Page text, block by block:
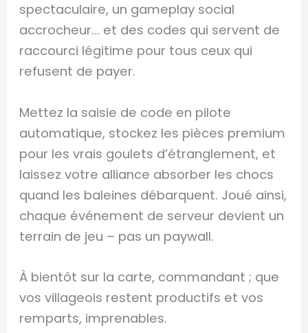
spectaculaire, un gameplay social
accrocheur… et des codes qui servent de
raccourci légitime pour tous ceux qui
refusent de payer.
Mettez la saisie de code en pilote
automatique, stockez les pièces premium
pour les vrais goulets d’étranglement, et
laissez votre alliance absorber les chocs
quand les baleines débarquent. Joué ainsi,
chaque événement de serveur devient un
terrain de jeu – pas un paywall.
À bientôt sur la carte, commandant ; que
vos villageois restent productifs et vos
remparts, imprenables.